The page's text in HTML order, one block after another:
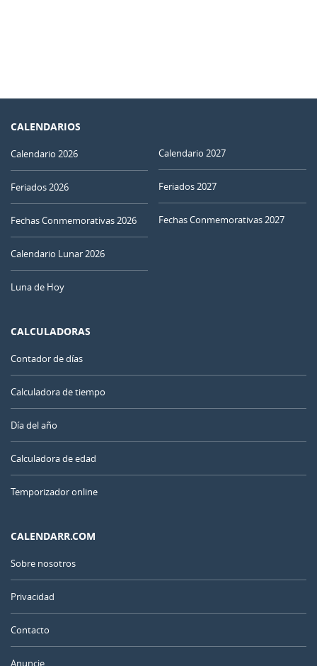
CALENDARIOS
Calendario 2026
Feriados 2026
Fechas Conmemorativas 2026
Calendario Lunar 2026
Luna de Hoy
Calendario 2027
Feriados 2027
Fechas Conmemorativas 2027
CALCULADORAS
Contador de días
Calculadora de tiempo
Día del año
Calculadora de edad
Temporizador online
CALENDARR.COM
Sobre nosotros
Privacidad
Contacto
Anuncie